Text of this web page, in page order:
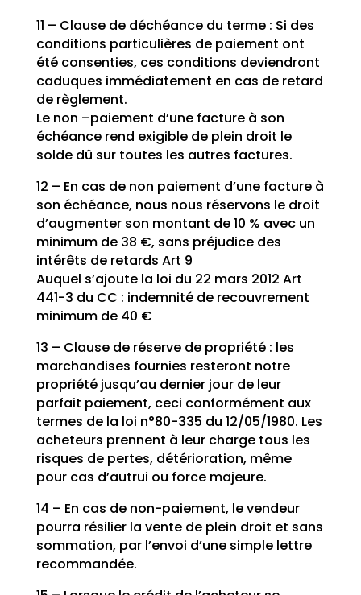
11 – Clause de déchéance du terme : Si des
conditions particulières de paiement ont
été consenties, ces conditions deviendront
caduques immédiatement en cas de retard
de règlement.
Le non –paiement d’une facture à son
échéance rend exigible de plein droit le
solde dû sur toutes les autres factures.
12 – En cas de non paiement d’une facture à
son échéance, nous nous réservons le droit
d’augmenter son montant de 10 % avec un
minimum de 38 €, sans préjudice des
intérêts de retards Art 9
Auquel s’ajoute la loi du 22 mars 2012 Art
441-3 du CC : indemnité de recouvrement
minimum de 40 €
13 – Clause de réserve de propriété : les
marchandises fournies resteront notre
propriété jusqu’au dernier jour de leur
parfait paiement, ceci conformément aux
termes de la loi n°80-335 du 12/05/1980. Les
acheteurs prennent à leur charge tous les
risques de pertes, détérioration, même
pour cas d’autrui ou force majeure.
14 – En cas de non-paiement, le vendeur
pourra résilier la vente de plein droit et sans
sommation, par l’envoi d’une simple lettre
recommandée.